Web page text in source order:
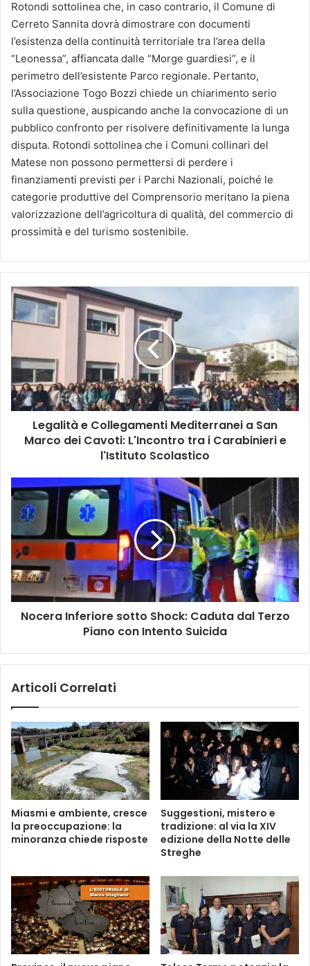
Rotondi sottolinea che, in caso contrario, il Comune di
Cerreto Sannita dovrà dimostrare con documenti
l’esistenza della continuità territoriale tra l’area della
“Leonessa”, affiancata dalle “Morge guardiesi”, e il
perimetro dell’esistente Parco regionale. Pertanto,
l’Associazione Togo Bozzi chiede un chiarimento serio
sulla questione, auspicando anche la convocazione di un
pubblico confronto per risolvere definitivamente la lunga
disputa. Rotondi sottolinea che i Comuni collinari del
Matese non possono permettersi di perdere i
finanziamenti previsti per i Parchi Nazionali, poiché le
categorie produttive del Comprensorio meritano la piena
valorizzazione dell’agricoltura di qualità, del commercio di
prossimità e del turismo sostenibile.
Legalità
e
Collegamenti
Mediterranei
a
San
Marco
dei
Cavoti:
L'Incontro
l'Istituto
Scolastico
Legalità e Collegamenti Mediterranei a San
Marco dei Cavoti: L'Incontro tra i Carabinieri e
l'Istituto Scolastico
Nocera
Inferiore
sotto
Caduta
dal
Terzo
Piano
con
Intento
Nocera Inferiore sotto Shock: Caduta dal Terzo
Piano con Intento Suicida
Articoli Correlati
Miasmi e ambiente, cresce
la preoccupazione: la
minoranza chiede risposte
Suggestioni, mistero e
tradizione: al via la XIV
edizione della Notte delle
Streghe